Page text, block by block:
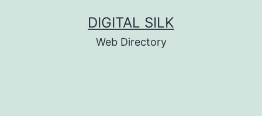
DIGITAL SILK
Web Directory